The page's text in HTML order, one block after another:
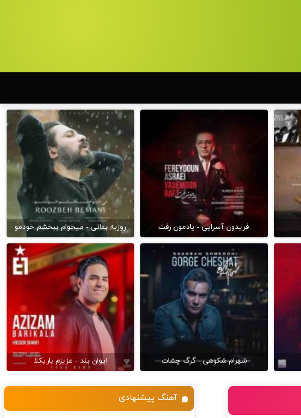
فریدون آسرایی - یادمون رفت روزبه بمانی - میخوام ببخشم خودمو
شهرام شکوهی - گرگ چشات ایوان بند - عزیزم باریکلا
آهنگ پیشنهادی